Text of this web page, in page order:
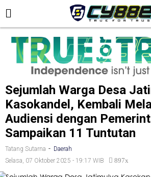
Sejumlah Warga Desa
Kasokandel, Kembali
Audiensi dengan
Sampaikan 11 Tuntutan
Tatang Sutarna - Daerah
Selasa, 07 Oktober 2025 - 19:17 WIB
897x